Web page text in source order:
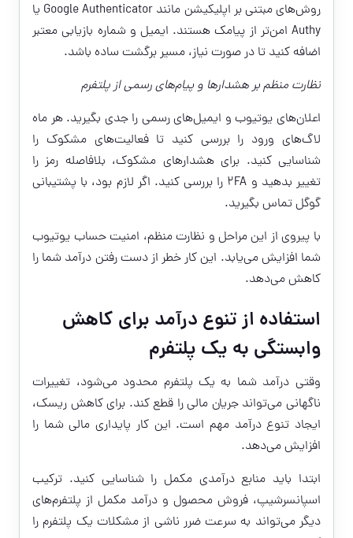
روش‌های مبتنی بر اپلیکیشن مانند Google Authenticator یا
Authy امن‌تر از پیامک هستند. ایمیل و شماره بازیابی معتبر
اضافه کنید تا در صورت نیاز، مسیر برگشت ساده باشد.
نظارت منظم بر هشدارها و پیام‌های رسمی از پلتفرم
اعلان‌های یوتیوب و ایمیل‌های رسمی را جدی بگیرید. هر ماه
لاگ‌های ورود را بررسی کنید تا فعالیت‌های مشکوک را
شناسایی کنید. برای هشدارهای مشکوک، بلافاصله رمز را
تغییر بدهید و 2FA را بررسی کنید. اگر لازم بود، با پشتیبانی
گوگل تماس بگیرید.
با پیروی از این مراحل و نظارت منظم، امنیت حساب یوتیوب
شما افزایش می‌یابد. این کار خطر از دست رفتن درآمد شما را
کاهش می‌دهد.
استفاده از تنوع درآمد برای کاهش
وابستگی به یک پلتفرم
وقتی درآمد شما به یک پلتفرم محدود می‌شود، تغییرات
ناگهانی می‌تواند جریان مالی را قطع کند. برای کاهش ریسک،
ایجاد تنوع درآمد مهم است. این کار پایداری مالی شما را
افزایش می‌دهد.
ابتدا باید منابع درآمدی مکمل را شناسایی کنید. ترکیب
اسپانسرشیپ، فروش محصول و درآمد مکمل از پلتفرم‌های
دیگر می‌تواند به سرعت ضرر ناشی از مشکلات یک پلتفرم را